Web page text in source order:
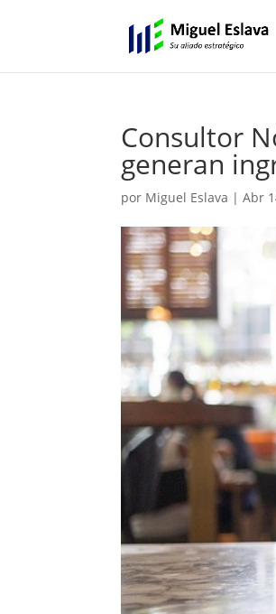
Consultor
generan
por Miguel Eslava |Abr